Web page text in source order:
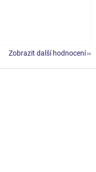
5 hvězdiček.
Zobrazit další hodnocení